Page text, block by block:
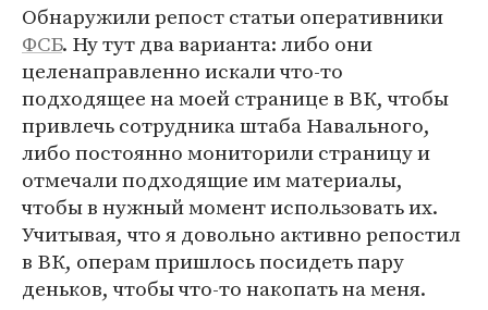
Обнаружили репост статьи оперативники
ФСБ. Ну тут два варианта: либо они
целенаправленно искали что-то
подходящее на моей странице в ВК, чтобы
привлечь сотрудника штаба Навального,
либо постоянно мониторили страницу и
отмечали подходящие им материалы,
чтобы в нужный момент использовать их.
Учитывая, что я довольно активно репостил
в ВК, операм пришлось посидеть пару
деньков, чтобы что-то накопать на меня.